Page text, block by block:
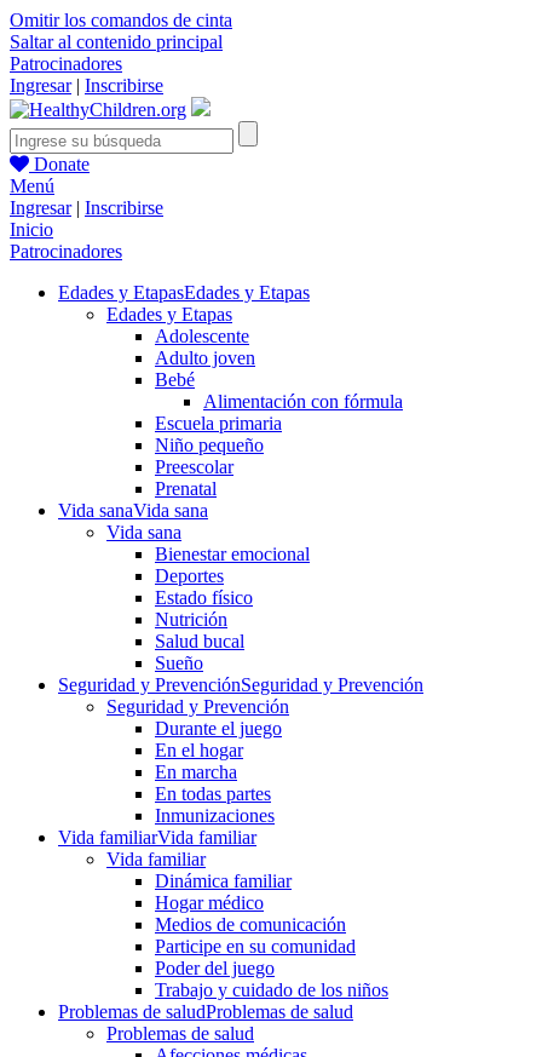
Omitir los comandos de cinta
Saltar al contenido principal
Patrocinadores
Ingresar| Inscribirse
Donate
Menú
Ingresar| Inscribirse
Inicio
Patrocinadores
Edades y EtapasEdades y Etapas
Edades y Etapas
Adolescente
Adulto joven
Bebé
Alimentación con fórmula
Escuela primaria
Niño pequeño
Preescolar
Prenatal
Vida sanaVida sana
Vida sana
Bienestar emocional
Deportes
Estado físico
Nutrición
Salud bucal
Sueño
Seguridad y PrevenciónSeguridad y Prevención
Seguridad y Prevención
Durante el juego
En el hogar
En marcha
En todas partes
Inmunizaciones
Vida familiarVida familiar
Vida familiar
Dinámica familiar
Hogar médico
Medios de comunicación
Participe en su comunidad
Poder del juego
Trabajo y cuidado de los niños
Problemas de saludProblemas de salud
Problemas de salud